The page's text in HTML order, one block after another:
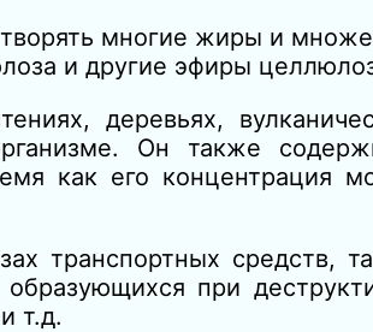
многие жиры и
и другие эфиры
деревьях,
Он также
как его концентрация
транспортных средств,
при
т.д.